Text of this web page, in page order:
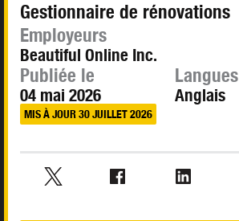
Gestionnaire de rénovations
Employeurs
Beautiful Online Inc.
Publiée le
04 mai 2026
MIS À JOUR 30 JUILLET 2026
Langues
Anglais